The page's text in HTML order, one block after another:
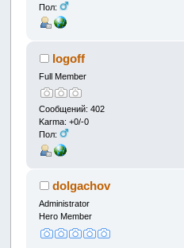
Пол:
logoff
Full Member
Сообщений: 402
Karma: +0/-0
Пол:
dolgachov
Administrator
Hero Member